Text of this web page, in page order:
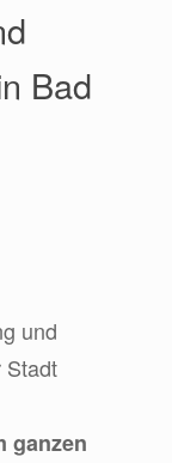
Bad
und
Stadt
ganzen